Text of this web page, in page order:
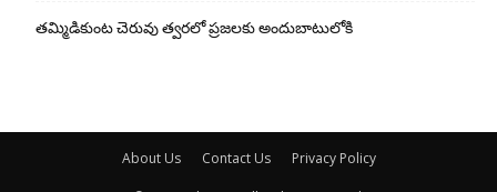
తమ్మిడికుంట చెరువు త్వరలో ప్రజలకు అందుబాటులోకి
About Us Contact Us Privacy Policy